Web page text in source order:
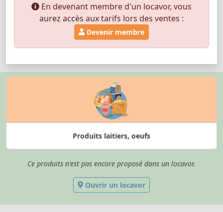
En devenant membre d'un locavor, vous
aurez accès aux tarifs lors des ventes :
Devenir membre
Produits laitiers, oeufs
Ce produits n'est pas encore proposé dans un locavor.
Ouvrir un locavor